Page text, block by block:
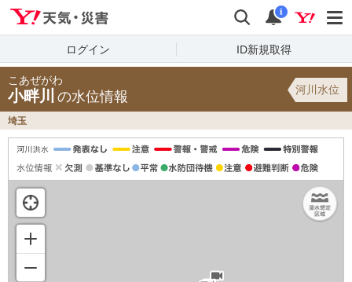
検索 通知
i
ログイン ID新規取得
こあぜがわ
小畔川 の水位情報 河川水位
埼玉